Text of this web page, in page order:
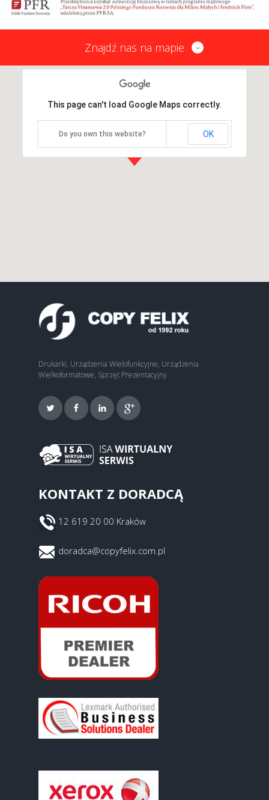
Znajdź nas na mapie
This page can't load Google Maps correctly.
Do you own this website? OK
Drukarki, Urządzenia Wielofunkcyjne, Urządzenia
Wielkoformatowe, Sprzęt Prezentacyjny
KONTAKT Z DORADCĄ
12 619 20 00 Kraków
doradca@copyfelix.com.pl